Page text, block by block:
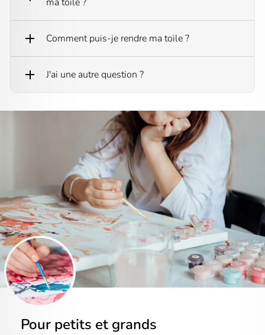
Comment puis-je rendre ma toile ?
J'ai une autre question ?
Pour petits et grands